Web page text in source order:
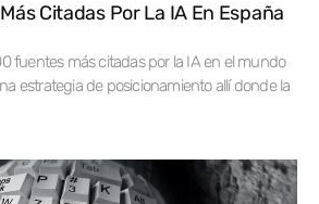
Citadas Por La IA En España
fuentes más citadas por la IA en el mundo
estrategia de posicionamiento allí donde la